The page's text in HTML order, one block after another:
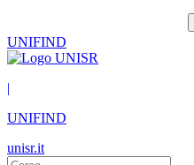
UNIFIND
|
UNIFIND
unisr.it